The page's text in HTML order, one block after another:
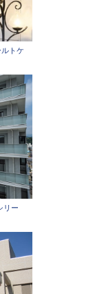
トケ
リー